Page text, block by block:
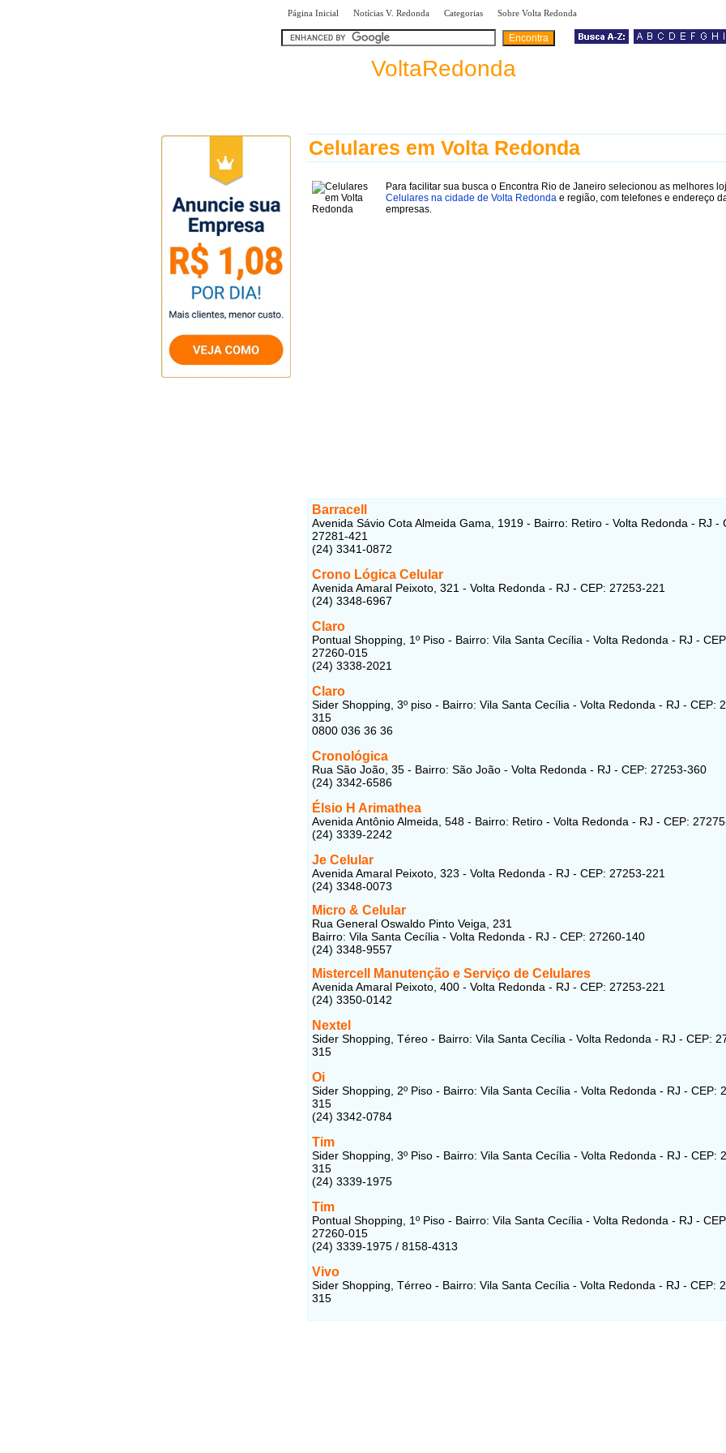
Página Inicial Notícias V. Redonda Categorias Sobre Volta Redonda
VoltaRedonda
Celulares em Volta Redonda
Para facilitar sua busca o Encontra Rio de Janeiro selecionou as melhores
Celulares na cidade de Volta Redonda e região, com telefones e endereço
empresas.
Barracell
Avenida Sávio Cota Almeida Gama, 1919 - Bairro: Retiro - Volta Redonda - RJ -
27281-421
(24) 3341-0872
Crono Lógica Celular
Avenida Amaral Peixoto, 321 - Volta Redonda - RJ - CEP: 27253-221
(24) 3348-6967
Claro
Pontual Shopping, 1º Piso - Bairro: Vila Santa Cecília - Volta Redonda - RJ -
27260-015
(24) 3338-2021
Claro
Sider Shopping, 3º piso - Bairro: Vila Santa Cecília - Volta Redonda - RJ - CEP:
315
0800 036 36 36
Cronológica
Rua São João, 35 - Bairro: São João - Volta Redonda - RJ - CEP: 27253-360
(24) 3342-6586
Élsio H Arimathea
Avenida Antônio Almeida, 548 - Bairro: Retiro - Volta Redonda - RJ - CEP:
(24) 3339-2242
Je Celular
Avenida Amaral Peixoto, 323 - Volta Redonda - RJ - CEP: 27253-221
(24) 3348-0073
Micro & Celular
Rua General Oswaldo Pinto Veiga, 231
Bairro: Vila Santa Cecília - Volta Redonda - RJ - CEP: 27260-140
(24) 3348-9557
Mistercell Manutenção e Serviço de Celulares
Avenida Amaral Peixoto, 400 - Volta Redonda - RJ - CEP: 27253-221
(24) 3350-0142
Nextel
Sider Shopping, Téreo - Bairro: Vila Santa Cecília - Volta Redonda - RJ - CEP:
315
Oi
Sider Shopping, 2º Piso - Bairro: Vila Santa Cecília - Volta Redonda - RJ - CEP:
315
(24) 3342-0784
Tim
Sider Shopping, 3º Piso - Bairro: Vila Santa Cecília - Volta Redonda - RJ - CEP:
315
(24) 3339-1975
Tim
Pontual Shopping, 1º Piso - Bairro: Vila Santa Cecília - Volta Redonda - RJ -
27260-015
(24) 3339-1975 / 8158-4313
Vivo
Sider Shopping, Térreo - Bairro: Vila Santa Cecília - Volta Redonda - RJ - CEP:
315